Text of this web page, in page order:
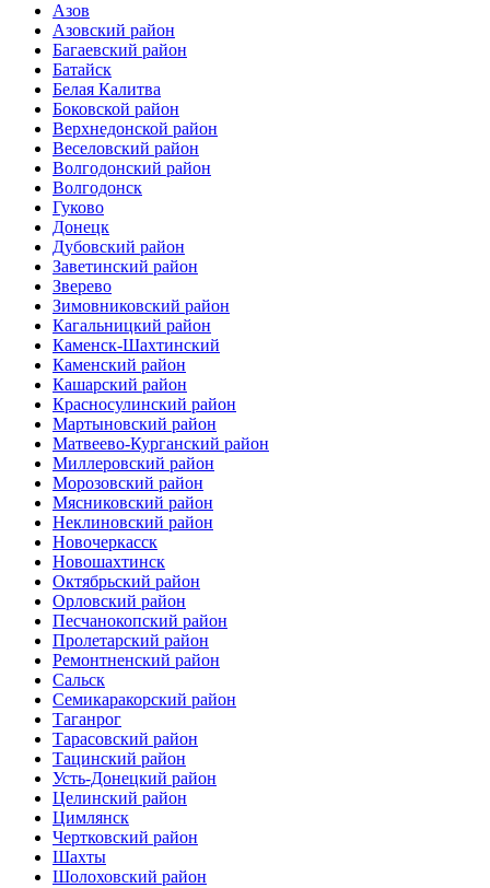
Азов
Азовский район
Багаевский район
Батайск
Белая Калитва
Боковской район
Верхнедонской район
Веселовский район
Волгодонский район
Волгодонск
Гуково
Донецк
Дубовский район
Заветинский район
Зверево
Зимовниковский район
Кагальницкий район
Каменск-Шахтинский
Каменский район
Кашарский район
Красносулинский район
Мартыновский район
Матвеево-Курганский район
Миллеровский район
Морозовский район
Мясниковский район
Неклиновский район
Новочеркасск
Новошахтинск
Октябрьский район
Орловский район
Песчанокопский район
Пролетарский район
Ремонтненский район
Сальск
Семикаракорский район
Таганрог
Тарасовский район
Тацинский район
Усть-Донецкий район
Целинский район
Цимлянск
Чертковский район
Шахты
Шолоховский район